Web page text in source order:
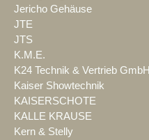
Jericho Gehäuse
JTE
JTS
K.M.E.
K24 Technik & Vertrieb GmbH
Kaiser Showtechnik
KAISERSCHOTE
KALLE KRAUSE
Kern & Stelly